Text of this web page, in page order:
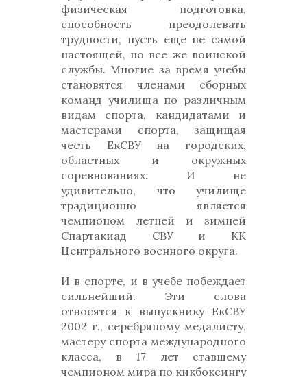
физическая подготовка,
способность преодолевать
трудности, пусть еще не самой
настоящей, но все же воинской
службы. Многие за время учебы
становятся членами сборных
команд училища по различным
видам спорта, кандидатами и
мастерами спорта, защищая
честь ЕкСВУ на городских,
областных и окружных
соревнованиях. И не
удивительно, что училище
традиционно является
чемпионом летней и зимней
Спартакиад СВУ и КК
Центрального военного округа.
И в спорте, и в учебе побеждает
сильнейший. Эти слова
относятся к выпускнику ЕкСВУ
2002 г., серебряному медалисту,
мастеру спорта международного
класса, в 17 лет ставшему
чемпионом мира по кикбоксингу